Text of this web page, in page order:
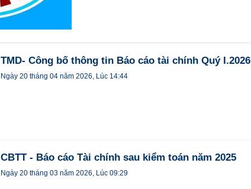
TMD- Công bố thông tin Báo cáo tài chính Quý I.2026
Ngày 20 tháng 04 năm 2026, Lúc 14:44
CBTT - Báo cáo Tài chính sau kiểm toán năm 2025
Ngày 20 tháng 03 năm 2026, Lúc 09:29